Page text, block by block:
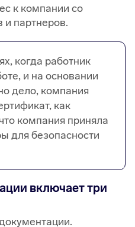
к компании со
и партнеров.
когда работник
и на основании
дело, компания
как
компания приняла
для безопасности
включает три